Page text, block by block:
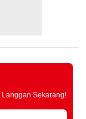
Langgan Sekarang!